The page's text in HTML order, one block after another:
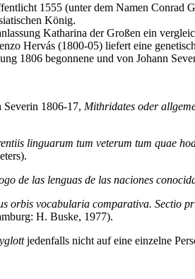
1555 (unter dem Namen Conrad
König.
Katharina der Großen ein
Hervás (1800-05) liefert eine
1806 begonnene und von Johann
Severin 1806-17, Mithridates oder
linguarum tum veterum tum quae
de las lenguas de las naciones
orbis vocabularia comparativa. Sectio
H. Buske, 1977).
jedenfalls nicht auf eine einzelne